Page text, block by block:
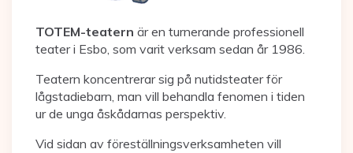
TOTEM-teatern är en turnerande professionell
teater i Esbo, som varit verksam sedan år 1986.
Teatern koncentrerar sig på nutidsteater för
lågstadiebarn, man vill behandla fenomen i tiden
ur de unga åskådarnas perspektiv.
Vid sidan av föreställningsverksamheten vill